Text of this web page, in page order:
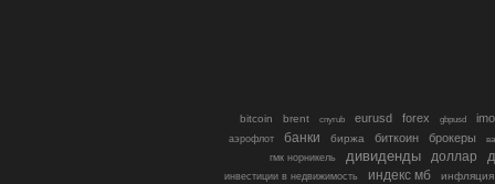
bitcoin brent cnyrub eurusd forex gbpusd
аэрофлот банки биржа биткоин брокеры
гмк норникель
дивиденды доллар
инвестиции в недвижимость индекс мб
инфляция